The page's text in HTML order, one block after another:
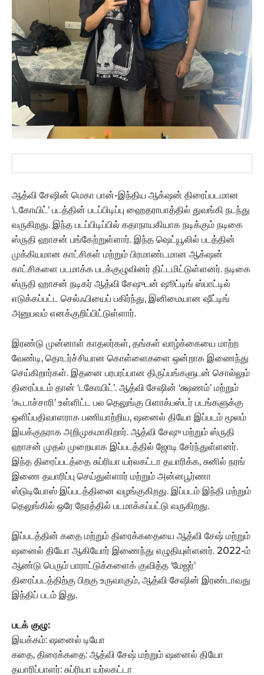
ஆத்வி சேஷின் மெகா பான்-இந்திய ஆக்‌ஷன் திரைப்படமான
‘டகோயிட்’ படத்தின் படப்பிடிப்பு ஹைதராபாத்தில் துவங்கி நடந்து
வருகிறது. இந்த படப்பிடிப்பில் கதாநாயகியாக நடிக்கும் நடிகை
ஸ்ருதி ஹாசன் பங்கேற்றுள்ளார். இந்த ஷெட்யூலில் படத்தின்
முக்கியமான காட்சிகள் மற்றும் பிரமாண்டமான ஆக்‌ஷன்
காட்சிகளை படமாக்க படக்குழுவினர் திட்டமிட்டுள்ளனர். நடிகை
ஸ்ருதி ஹாசன் நடிகர் ஆத்வி சேஷுடன் ஷூட்டிங் ஸ்பாட்டில்
எடுக்கப்பட்ட செல்ஃபியைப் பகிர்ந்து, இனிமையான ஷீட்டிங்
அனுபவம் எனக்குறிப்பிட்டுள்ளார்.
இரண்டு முன்னாள் காதலர்கள், தங்கள் வாழ்க்கையை மாற்ற
வேண்டி, தொடர்ச்சியான கொள்ளைகளை ஒன்றாக இணைந்து
செய்கிறார்கள். இதனை பரபரப்பான திருப்பங்களுடன் சொல்லும்
திரைப்படம் தான் ‘டகோயிட்’. ஆத்வி சேஷின் ‘க்ஷணம்’ மற்றும்
‘கூடாச்சாரி’ உள்ளிட்ட பல தெலுங்கு பிளாக்பஸ்டர் படங்களுக்கு
ஒளிப்பதிவாளராக பணியாற்றிய, ஷனைல் தியோ இப்படம் மூலம்
இயக்குநராக அறிமுகமாகிறார். ஆத்வி சேஷு மற்றும் ஸ்ருதி
ஹாசன் முதல் முறையாக இப்படத்தில் ஜோடி சேர்ந்துள்ளனர்.
இந்த திரைப்படத்தை சுப்ரியா யர்லகட்டா தயாரிக்க, சுனில் நரங்
இணை தயாரிப்பு செய்துள்ளார் மற்றும் அன்னபூர்ணா
ஸ்டுடியோஸ் இப்படத்தினை வழங்குகிறது. இப்படம் இந்தி மற்றும்
தெலுங்கில் ஒரே நேரத்தில் படமாக்கப்பட்டு வருகிறது.
இப்படத்தின் கதை மற்றும் திரைக்கதையை ஆத்வி சேஷ் மற்றும்
ஷனைல் தியோ ஆகியோர் இணைந்து எழுதியுள்ளனர். 2022-ம்
ஆண்டு பெரும் பாராட்டுக்களைக் குவித்த ‘மேஜர்’
திரைப்படத்திற்கு பிறகு உருவாகும், ஆத்வி சேஷின் இரண்டாவது
இந்திப் படம் இது.
படக் குழு:
இயக்கம்: ஷனைல் டியோ
கதை, திரைக்கதை: ஆத்வி சேஷ் மற்றும் ஷனைல் தியோ
தயாரிப்பாளர்: சுப்ரியா யர்லகட்டா